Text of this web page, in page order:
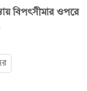
বিপৎসীমার ওপরে